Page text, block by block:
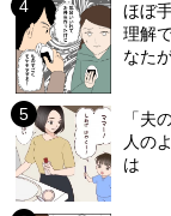
ほぼ
理解
なた
「夫
人の
は